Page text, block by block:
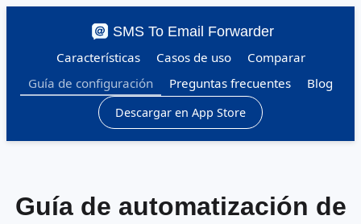
SMS To Email Forwarder
Características
Casos de uso
Comparar
Guía de configuración
Preguntas frecuentes Blog
Descargar en App Store
Guía de automatización de